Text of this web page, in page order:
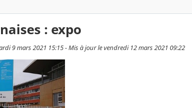
: expo
9 mars 2021 15:15 - Mis à jour le vendredi 12 mars 2021 09:22